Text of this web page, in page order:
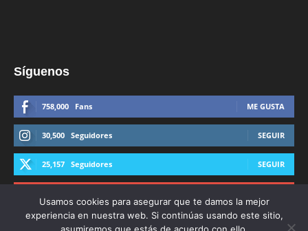
Síguenos
758,000 Fans ME GUSTA
30,500 Seguidores SEGUIR
25,157 Seguidores SEGUIR
Usamos cookies para asegurar que te damos la mejor
experiencia en nuestra web. Si continúas usando este sitio,